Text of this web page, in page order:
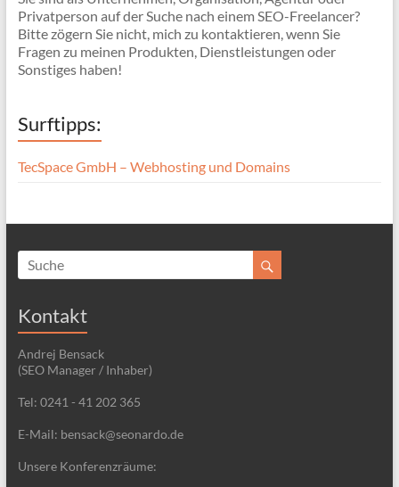
Privatperson auf der Suche nach einem SEO-Freelancer?
Bitte zögern Sie nicht, mich zu kontaktieren, wenn Sie
Fragen zu meinen Produkten, Dienstleistungen oder
Sonstiges haben!
Surftipps:
TecSpace GmbH – Webhosting und Domains
Kontakt
Andrej Bensack
(SEO Manager / Inhaber)
Tel: 0241 - 41 202 365
E-Mail: bensack@seonardo.de
Unsere Konferenzräume: